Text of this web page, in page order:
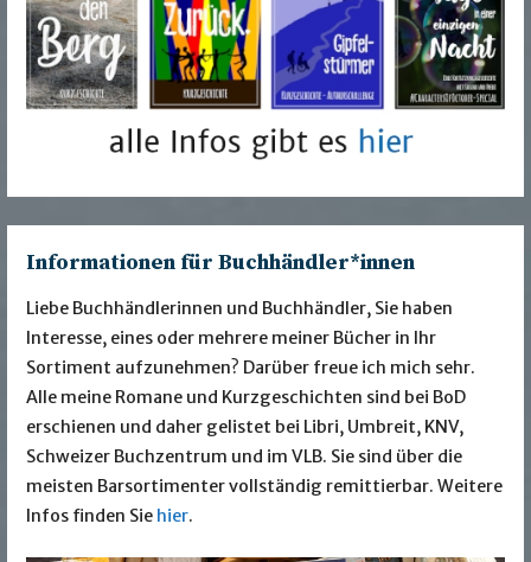
Informationen für Buchhändler*innen
Liebe Buchhändlerinnen und Buchhändler, Sie haben
Interesse, eines oder mehrere meiner Bücher in Ihr
Sortiment aufzunehmen? Darüber freue ich mich sehr.
Alle meine Romane und Kurzgeschichten sind bei BoD
erschienen und daher gelistet bei Libri, Umbreit, KNV,
Schweizer Buchzentrum und im VLB. Sie sind über die
meisten Barsortimenter vollständig remittierbar. Weitere
Infos finden Sie hier.